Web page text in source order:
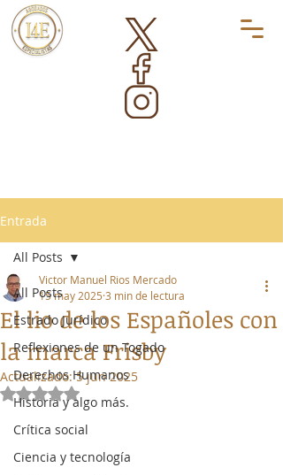
Entrada
All Posts
Estrado Jurídico
Reflexiones de un Togado
Derechos Humanos
Historia y algo más.
Crítica social
Ciencia y tecnología
All Posts
El lio de los Españoles con
la marca Frisby
Victor Manuel Rios Mercado
15 may 2025 3 min de lectura
Actualizado:5 jun 2025
Obtuvo NaN de 5 estrellas.